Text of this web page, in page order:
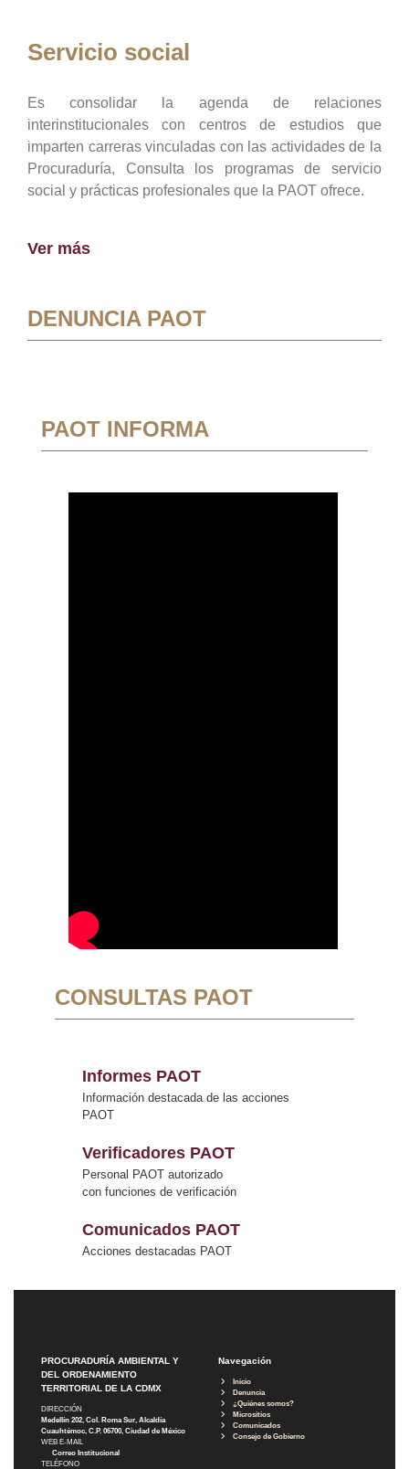
Servicio social
Es consolidar la agenda de relaciones
interinstitucionales con centros de estudios que
imparten carreras vinculadas con las actividades de la
Procuraduría, Consulta los programas de servicio
social y prácticas profesionales que la PAOT ofrece.
Ver más
DENUNCIA PAOT
PAOT INFORMA
CONSULTAS PAOT
Informes PAOT
Información destacada de las acciones
PAOT
Verificadores PAOT
Personal PAOT autorizado
con funciones de verificación
Comunicados PAOT
Acciones destacadas PAOT
PROCURADURÍA AMBIENTAL Y
DEL ORDENAMIENTO
TERRITORIAL DE LA CDMX
DIRECCIÓN
Medellín 202, Col. Roma Sur, Alcaldía
Cuauhtémoc, C.P. 06700, Ciudad de México
WEB E-MAIL
Correo Institucional
TELÉFONO
Navegación
Inicio
Denuncia
¿Quiénes somos?
Micrositios
Comunicados
Consejo de Gobierno